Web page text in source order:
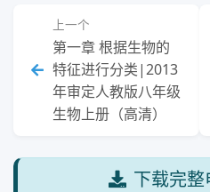
上一个
第一章 根据生物的
特征进行分类|2013
年审定人教版八年级
生物上册（高清）
下载完